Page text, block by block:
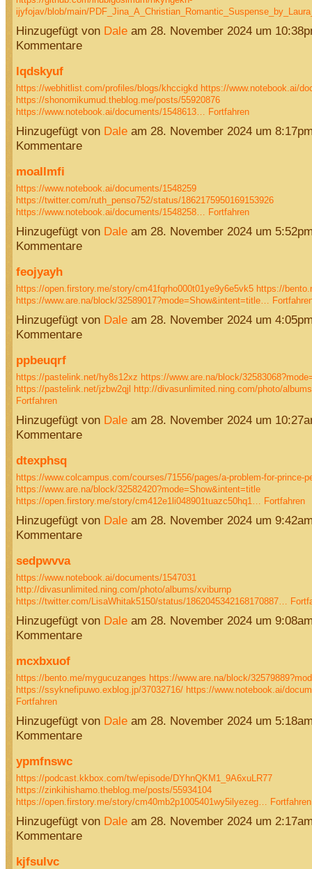
ijyfojav/blob/main/
Hinzugefügt von Daleam 28. November 2024 um
Kommentare
lqdskyuf
https://webhitlist.com/profiles/blogs/khccigkd https://www.notebook.ai/
https://shonomikumud.theblog.me/posts/55920876
https://www.notebook.ai/documents/1548613… Fortfahren
Hinzugefügt von Daleam 28. November 2024 um
Kommentare
moallmfi
https://www.notebook.ai/documents/1548259
https://twitter.com/ruth_penso752/status/1862175950169153926
https://www.notebook.ai/documents/1548258… Fortfahren
Hinzugefügt von Daleam 28. November 2024 um
Kommentare
feojyayh
https://open.firstory.me/story/cm41fqrho000t01ye9y6e5vk5 https://
https://www.are.na/block/32589017?mode=Show&intent=title…
Hinzugefügt von Daleam 28. November 2024 um
Kommentare
ppbeuqrf
https://pastelink.net/hy8s12xz https://www.are.na/block/
https://pastelink.net/jzbw2qjl
http://divasunlimited.ning.com/photo/
Fortfahren
Hinzugefügt von Daleam 28. November 2024 um
Kommentare
dtexphsq
https://www.colcampus.com/courses/71556/pages/a-problem-for-prince-
https://www.are.na/block/32582420?mode=Show&intent=title
https://open.firstory.me/story/cm412e1li048901tuazc50hq1…
Fortfahren
Hinzugefügt von Daleam 28. November 2024 um
Kommentare
sedpwvva
https://www.notebook.ai/documents/1547031
http://divasunlimited.ning.com/photo/albums/xviburnp
https://twitter.com/LisaWhitak5150/status/1862045342168170887…
Hinzugefügt von Daleam 28. November 2024 um
Kommentare
mcxbxuof
https://bento.me/mygucuzanges https://www.are.na/block/
https://ssyknefipuwo.exblog.jp/37032716/ https://www.notebook.ai/
Fortfahren
Hinzugefügt von Daleam 28. November 2024 um
Kommentare
ypmfnswc
https://podcast.kkbox.com/tw/episode/DYhnQKM1_9A6xuLR77
https://zinkihishamo.theblog.me/posts/55934104
https://open.firstory.me/story/cm40mb2p1005401wy5ilyezeg…
Fortfahren
Hinzugefügt von Daleam 28. November 2024 um
Kommentare
kjfsulvc